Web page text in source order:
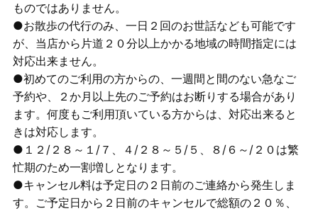
ものではありません。
●お散歩の代行のみ、一日２回のお世話なども可能です
が、当店から片道２０分以上かかる地域の時間指定には
対応出来ません。
●初めてのご利用の方からの、一週間と間のない急なご
予約や、２か月以上先のご予約はお断りする場合があり
ます。何度もご利用頂いている方からは、対応出来ると
きは対応します。
●１２/２８～１/７、４/２８～５/５、８/６～/２０は繁
忙期のため一割増しとなります。
●キャンセル料は予定日の２日前のご連絡から発生しま
す。ご予定日から２日前のキャンセルで総額の２０％、